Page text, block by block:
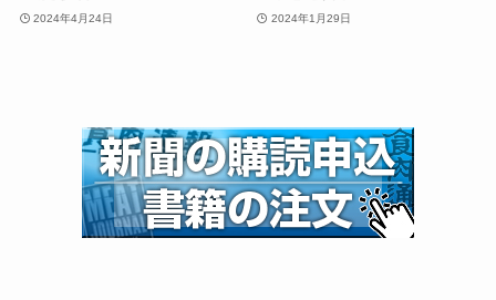
2024年4月24日 2024年1月29日